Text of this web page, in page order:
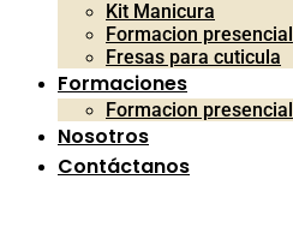
Kit Manicura
Formacion presencial
Fresas para cuticula
Formaciones
Formacion presencial
Nosotros
Contáctanos